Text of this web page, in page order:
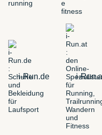
i-Run.de i-